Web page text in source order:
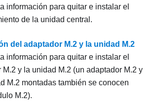
información para quitar e instalar el
de la unidad central.
del adaptador M.2 y la unidad M.2
información para quitar e instalar el
M.2 y la unidad M.2 (un adaptador M.2 y
M.2 montadas también se conocen
M.2).